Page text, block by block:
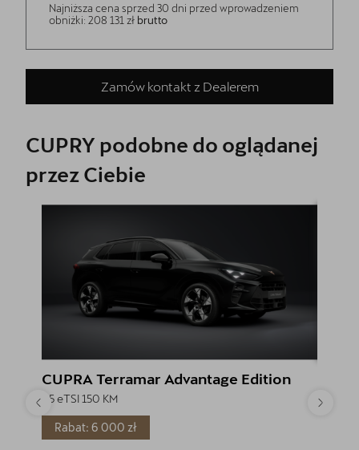
Najniższa cena sprzed 30 dni przed wprowadzeniem
obniżki: 208 131 zł brutto
Zamów kontakt z Dealerem
CUPRY podobne do oglądanej
przez Ciebie
CUPRA Terramar Advantage Edition
1.5 eTSI 150 KM
Rabat: 6 000 zł
1.5